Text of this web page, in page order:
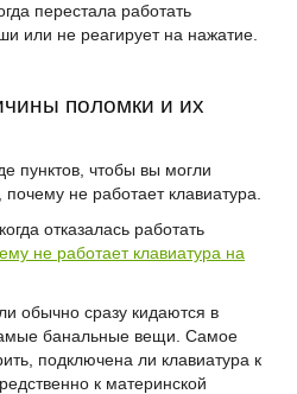
перестала работать
или не реагирует на нажатие.
поломки и их
пунктов, чтобы вы могли
не работает клавиатура.
отказалась работать
не работает клавиатура на
обычно сразу кидаются в
банальные вещи. Самое
подключена ли клавиатура к
к материнской